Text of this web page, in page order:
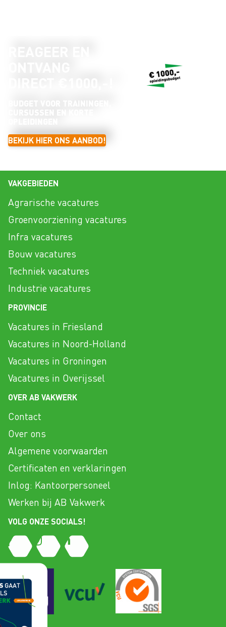
BEKIJK HIER ONS AANBOD!
VAKGEBIEDEN
Agrarische vacatures
Groenvoorziening vacatures
Infra vacatures
Bouw vacatures
Techniek vacatures
Industrie vacatures
PROVINCIE
Vacatures in Friesland
Vacatures in Noord-Holland
Vacatures in Groningen
Vacatures in Overijssel
OVER AB VAKWERK
Contact
Over ons
Algemene voorwaarden
Certificaten en verklaringen
Inlog: Kantoorpersoneel
Werken bij AB Vakwerk
VOLG ONZE SOCIALS!